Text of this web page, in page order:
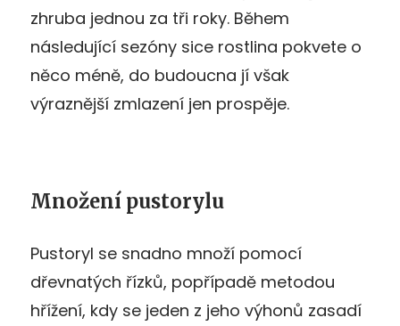
zhruba jednou za tři roky. Během
následující sezóny sice rostlina pokvete o
něco méně, do budoucna jí však
výraznější zmlazení jen prospěje.
Množení pustorylu
Pustoryl se snadno množí pomocí
dřevnatých řízků, popřípadě metodou
hřížení, kdy se jeden z jeho výhonů zasadí